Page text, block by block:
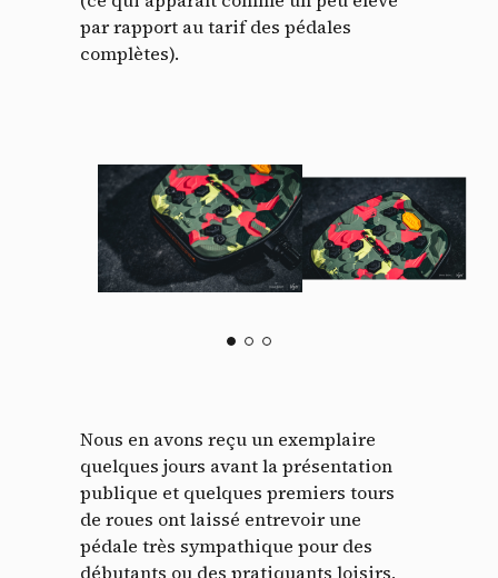
par rapport au tarif des pédales
complètes).
Nous en avons reçu un exemplaire
quelques jours avant la présentation
publique et quelques premiers tours
de roues ont laissé entrevoir une
pédale très sympathique pour des
débutants ou des pratiquants loisirs,